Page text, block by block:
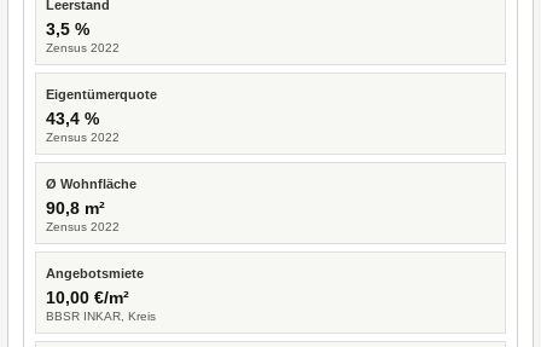
Leerstand
3,5 %
Zensus 2022
Eigentümerquote
43,4 %
Zensus 2022
Ø Wohnfläche
90,8 m²
Zensus 2022
Angebotsmiete
10,00 €/m²
BBSR INKAR, Kreis